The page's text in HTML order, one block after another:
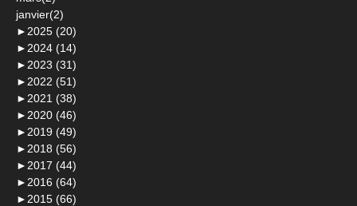
janvier(2)
► 2025 (20)
► 2024 (14)
► 2023 (31)
► 2022 (51)
► 2021 (38)
► 2020 (46)
► 2019 (49)
► 2018 (56)
► 2017 (44)
► 2016 (64)
► 2015 (66)